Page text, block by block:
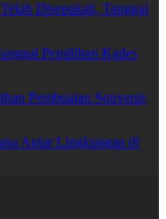
Disepakati, Tanggal
Pemilihan Kades
Pembuatan Souvenir,
Antar Lingkungan di